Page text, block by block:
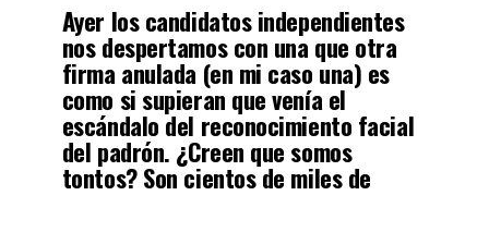
— Ana Matilde Gómez R. (@AnaMatildeGomez)October
17, 2022
Ayer los candidatos independientes
nos despertamos con una que otra
firma anulada (en mi caso una) es
como si supieran que venía el
escándalo del reconocimiento facial
del padrón. ¿Creen que somos
tontos? Son cientos de miles de